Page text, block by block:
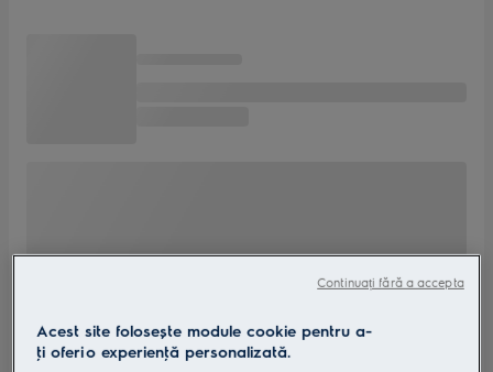
Acest site folosește module cookie pentru a-
ţi oferi o experienţă personalizată.
Continuați fără a accepta